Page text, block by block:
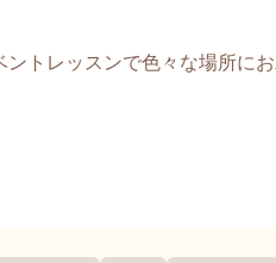
トレッスンで色々な場所に